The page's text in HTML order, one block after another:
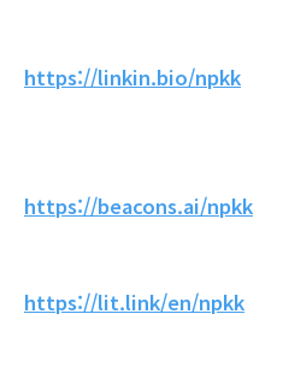
https://linkin.bio/npkk
https://beacons.ai/npkk
https://lit.link/en/npkk